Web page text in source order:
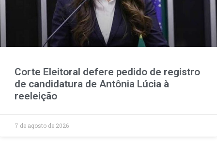
Corte Eleitoral defere pedido de registro
de candidatura de Antônia Lúcia à
reeleição
7 de agosto de 2026